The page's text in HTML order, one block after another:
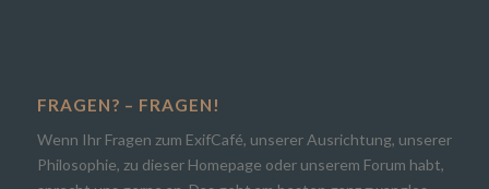
FRAGEN? – FRAGEN!
Wenn Ihr Fragen zum ExifCafé, unserer Ausrichtung, unserer
Philosophie, zu dieser Homepage oder unserem Forum habt,